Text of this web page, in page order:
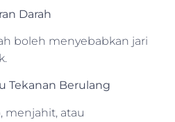
Darah
boleh menyebabkan jari
Berulang
menjahit, atau